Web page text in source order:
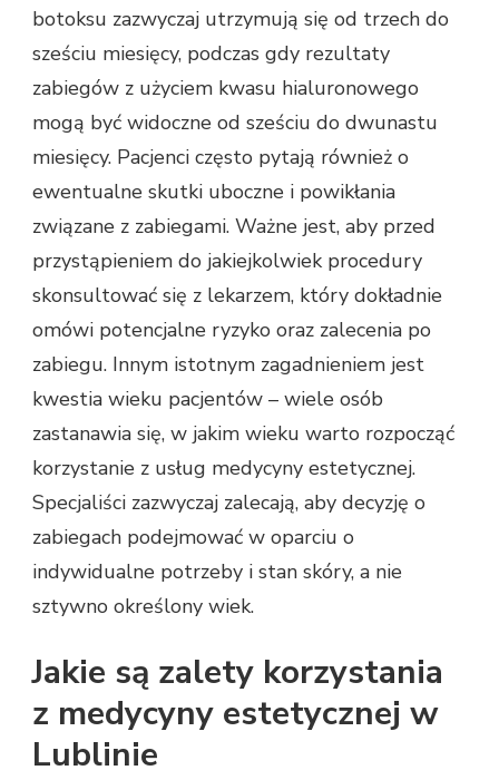
botoksu zazwyczaj utrzymują się od trzech do
sześciu miesięcy, podczas gdy rezultaty
zabiegów z użyciem kwasu hialuronowego
mogą być widoczne od sześciu do dwunastu
miesięcy. Pacjenci często pytają również o
ewentualne skutki uboczne i powikłania
związane z zabiegami. Ważne jest, aby przed
przystąpieniem do jakiejkolwiek procedury
skonsultować się z lekarzem, który dokładnie
omówi potencjalne ryzyko oraz zalecenia po
zabiegu. Innym istotnym zagadnieniem jest
kwestia wieku pacjentów – wiele osób
zastanawia się, w jakim wieku warto rozpocząć
korzystanie z usług medycyny estetycznej.
Specjaliści zazwyczaj zalecają, aby decyzję o
zabiegach podejmować w oparciu o
indywidualne potrzeby i stan skóry, a nie
sztywno określony wiek.
Jakie są zalety korzystania
z medycyny estetycznej w
Lublinie